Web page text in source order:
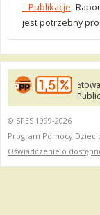
- Publikacje.
jest potrzebny
© SPES 1999-2026
Program Pomocy
Oświadczenie o